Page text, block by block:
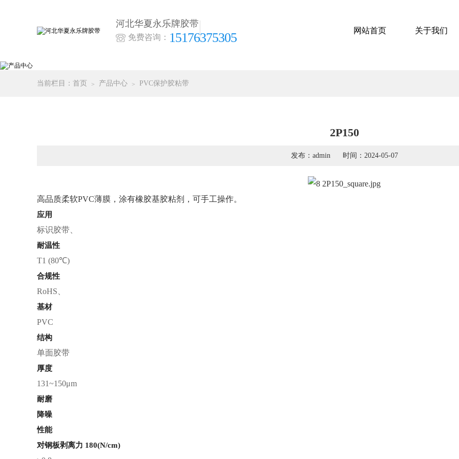
河北华夏永乐牌胶带
免费咨询： 15176375305 网站首页 关于我们
当前栏目： 首页 产品中心 PVC保护胶粘带
2P150
发布：admin 时间：2024-05-07
高品质柔软PVC薄膜，涂有橡胶基胶粘剂，可手工操作。
应用
标识胶带、
耐温性
T1 (80℃)
合规性
RoHS、
基材
PVC
结构
单面胶带
厚度
131~150μm
耐磨
降噪
性能
对钢板剥离力 180(N/cm)